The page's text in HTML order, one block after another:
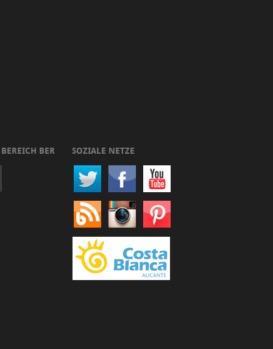
BER SOZIALE NETZE